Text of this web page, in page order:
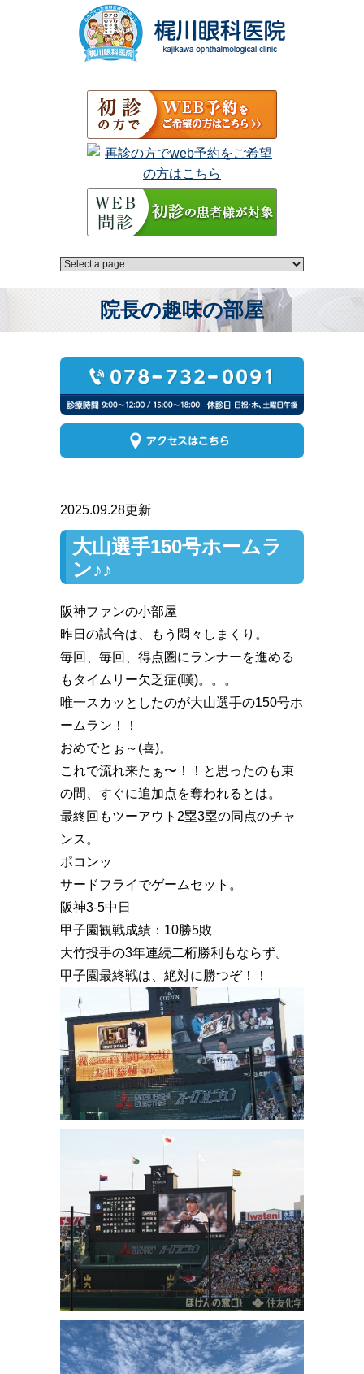
院長の趣味の部屋
2025.09.28更新
大山選手150号ホームラ
ン♪♪
阪神ファンの小部屋
昨日の試合は、もう悶々しまくり。
毎回、毎回、得点圏にランナーを進める
もタイムリー欠乏症(嘆)。。。
唯一スカッとしたのが大山選手の150号ホ
ームラン！！
おめでとぉ～(喜)。
これで流れ来たぁ〜！！と思ったのも束
の間、すぐに追加点を奪われるとは。
最終回もツーアウト2塁3塁の同点のチャ
ンス。
ポコンッ
サードフライでゲームセット。
阪神3-5中日
甲子園観戦成績：10勝5敗
大竹投手の3年連続二桁勝利もならず。
甲子園最終戦は、絶対に勝つぞ！！